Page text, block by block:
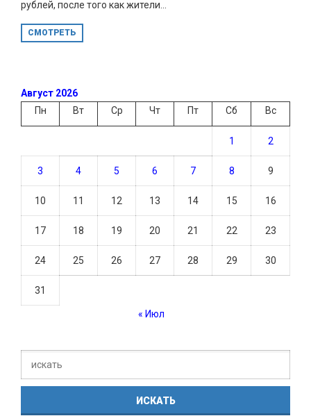
рублей, после того как жители...
СМОТРЕТЬ
Август 2026
Пн
Вт Ср Чт Пт Сб Вс
1 2
3 4 5 6 7 8 9
10 11 12 13 14 15 16
17 18 19 20 21 22 23
24 25 26 27 28 29 30
31
« Июл